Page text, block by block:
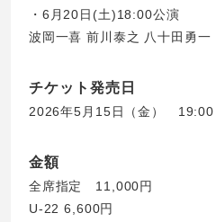
・6月20日(土)18:00公演
波岡一喜 前川泰之 八十田勇一
チケット発売日
2026年5月15日（金） 19:00
金額
全席指定 11,000円
U-22 6,600円